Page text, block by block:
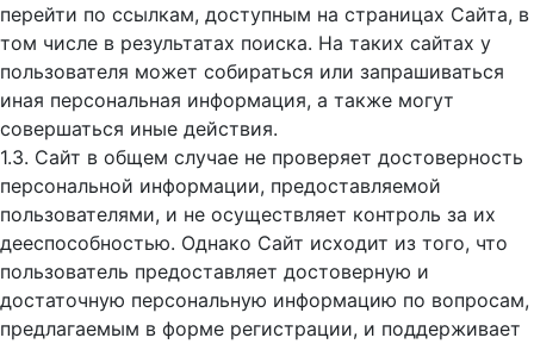
перейти по ссылкам, доступным на страницах Сайта, в
том числе в результатах поиска. На таких сайтах у
пользователя может собираться или запрашиваться
иная персональная информация, а также могут
совершаться иные действия.
1.3. Сайт в общем случае не проверяет достоверность
персональной информации, предоставляемой
пользователями, и не осуществляет контроль за их
дееспособностью. Однако Сайт исходит из того, что
пользователь предоставляет достоверную и
достаточную персональную информацию по вопросам,
предлагаемым в форме регистрации, и поддерживает